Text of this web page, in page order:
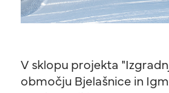
V sklopu projekta
območju Bjelašnice in